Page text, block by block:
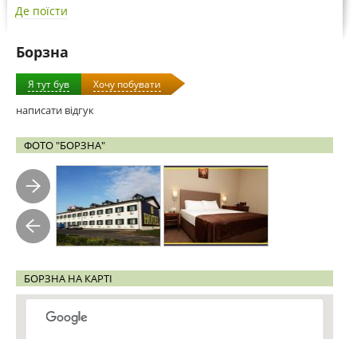
Де поїсти
Борзна
Я тут був Хочу побувати
написати відгук
ФОТО "БОРЗНА"
БОРЗНА НА КАРТІ